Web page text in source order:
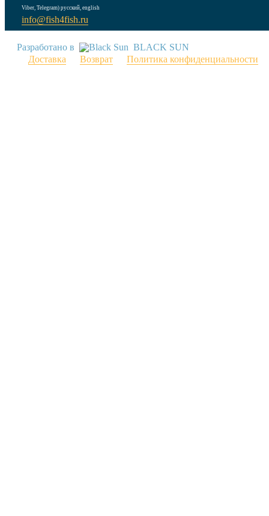
Viber, Telegram) русский, english
info@fish4fish.ru
Разработано в
BLACK SUN
Доставка
Возврат Политика конфиденциальности